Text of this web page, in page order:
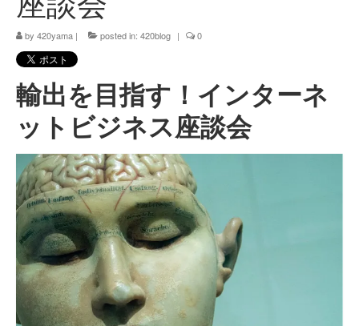
420 shibuya_shop
Instagram:420shibuya_official
About:FOUR TWENTY SHIBUYA
YouTube:420shibuya
420 Blog Full
www.h4wp.com
420friendly 通販
by 420yama | posted in: 420blog | 0
輸出を目指す！インターネ
ットビジネス座談会